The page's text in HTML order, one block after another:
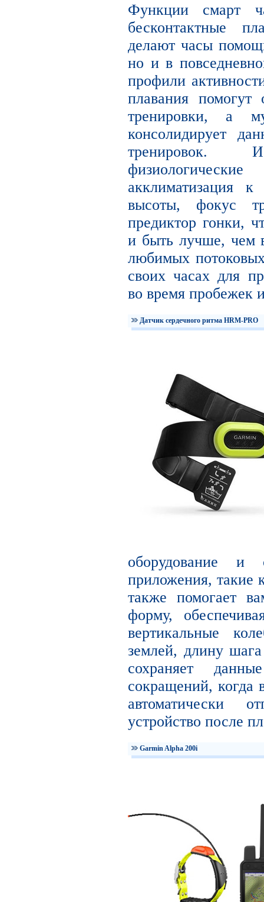
Функции смарт
бесконтактные
делают часы
но и в
профили
плавания помогут
тренировки, а
консолидирует
тренировок.
акклиматизация
высоты, фокус
предиктор гонки,
и быть лучше, чем
любимых
своих часах для
во время пробежек
Датчик сердечного ритма HRM-PRO
оборудование и
приложения, такие
также помогает
форму,
вертикальные
землей, длину
сохраняет
сокращений, когда
автоматически
устройство после
Garmin Alpha 200i